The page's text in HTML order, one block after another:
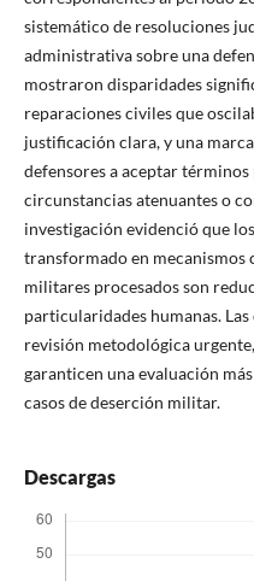
sistemático de resoluciones
administrativa sobre una
mostraron disparidades
reparaciones civiles que
justificación clara, y una
defensores a aceptar
circunstancias atenuantes o
investigación evidenció que
transformado en mecanismos
militares procesados son
particularidades humanas.
revisión metodológica
garanticen una evaluación
casos de deserción militar.
Descargas